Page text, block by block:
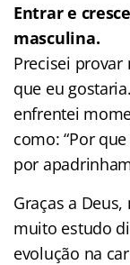
Entrar e
masculina.
Precisei
que eu
enfrentei
como: “Por
por
Graças a
muito estudo
evolução na